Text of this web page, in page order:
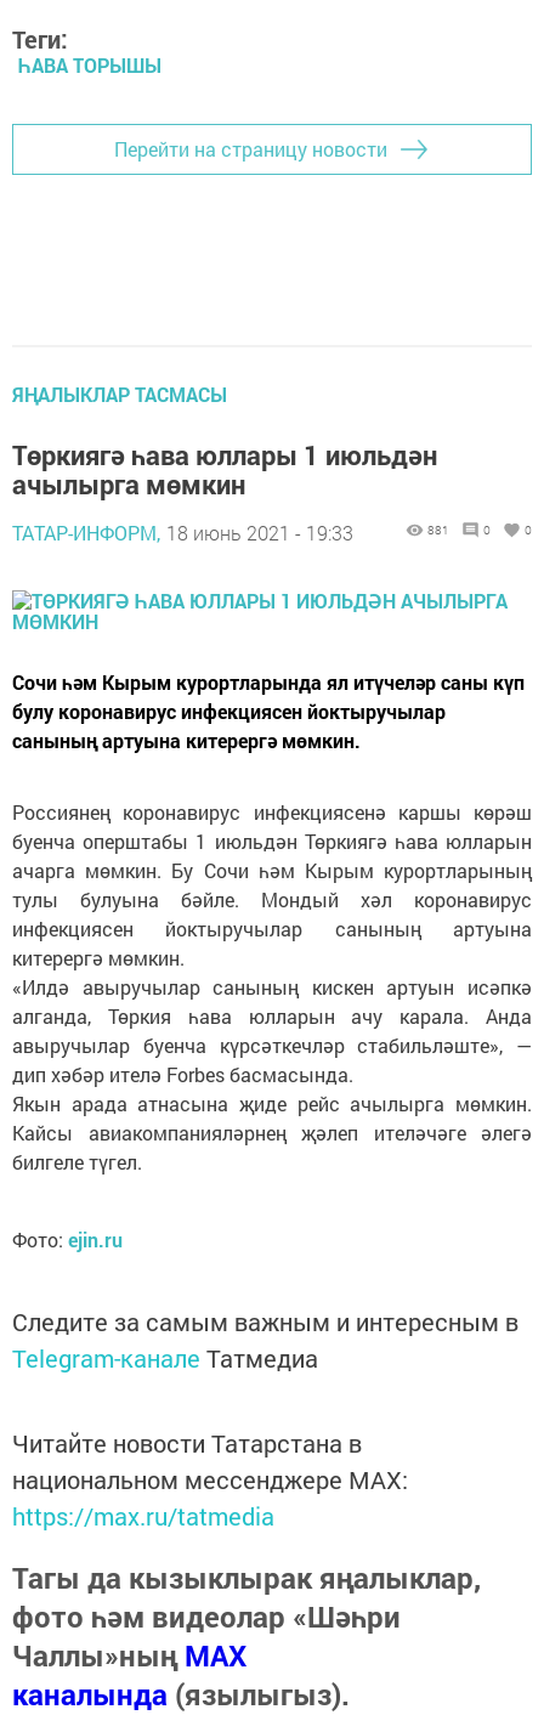
Теги:
ҺАВА ТОРЫШЫ
Перейти на страницу новости
ЯҢАЛЫКЛАР ТАСМАСЫ
Төркиягә һава юллары 1 июльдән
ачылырга мөмкин
ТАТАР-ИНФОРМ, 18 июнь 2021 - 19:33 881 0 0
Сочи һәм Кырым курортларында ял итүчеләр саны күп
булу коронавирус инфекциясен йоктыручылар
санының артуына китерергә мөмкин.
Россиянең коронавирус инфекциясенә каршы көрәш
буенча оперштабы 1 июльдән Төркиягә һава юлларын
ачарга мөмкин. Бу Сочи һәм Кырым курортларының
тулы булуына бәйле. Мондый хәл коронавирус
инфекциясен йоктыручылар санының артуына
китерергә мөмкин.
«Илдә авыручылар санының кискен артуын исәпкә
алганда, Төркия һава юлларын ачу карала. Анда
авыручылар буенча күрсәткечләр стабильләште», —
дип хәбәр ителә Forbes басмасында.
Якын арада атнасына җиде рейс ачылырга мөмкин.
Кайсы авиакомпанияләрнең җәлеп ителәчәге әлегә
билгеле түгел.
Фото: ejin.ru
Следите за самым важным и интересным в
Telegram-канале Татмедиа
Читайте новости Татарстана в
национальном мессенджере MАХ:
https://max.ru/tatmedia
Тагы да кызыклырак яңалыклар,
фото һәм видеолар «Шәһри
Чаллы»ныңMAX
каналында (язылыгыз).